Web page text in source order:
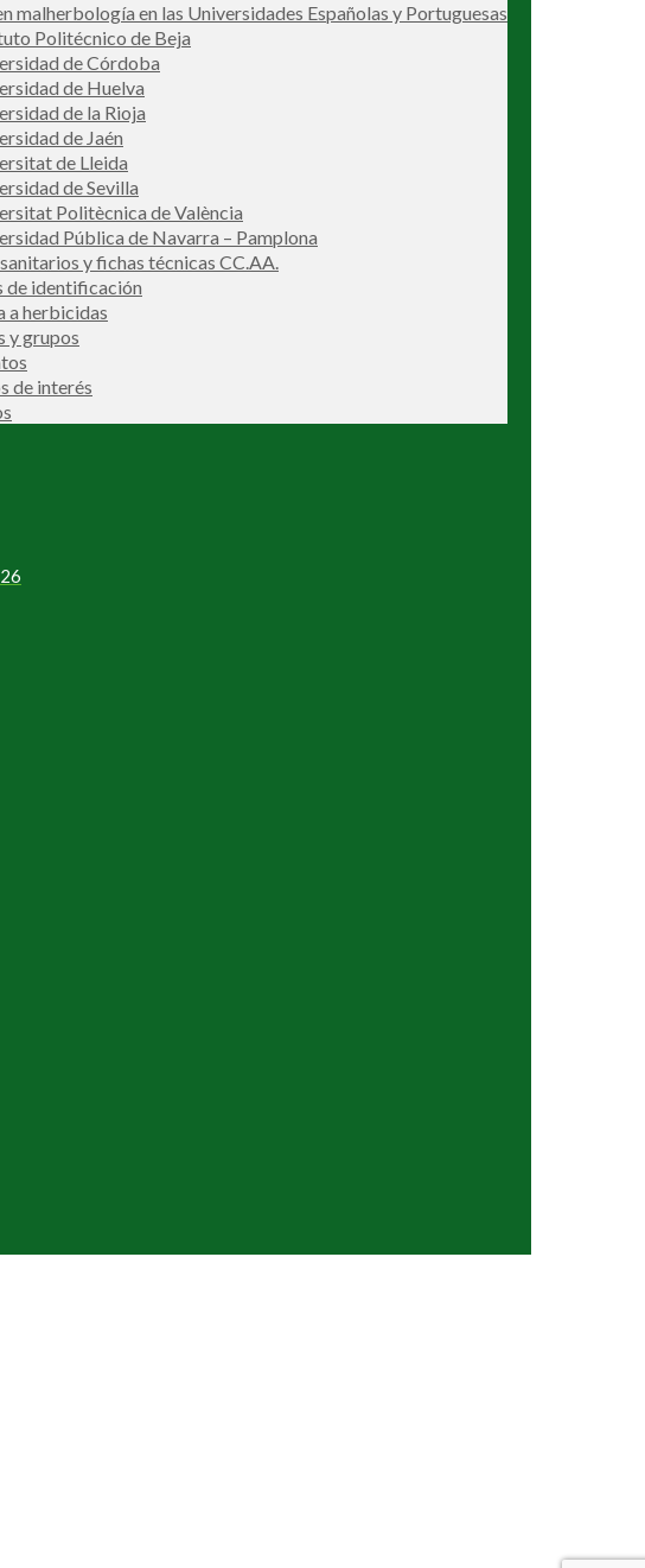
malherbología en las Universidades Españolas y Portuguesas
Politécnico de Beja
de Córdoba
de Huelva
de la Rioja
de Jaén
de Lleida
de Sevilla
Politècnica de València
Pública de Navarra – Pamplona
y fichas técnicas CC.AA.
de identificación
a herbicidas
y grupos
de interés